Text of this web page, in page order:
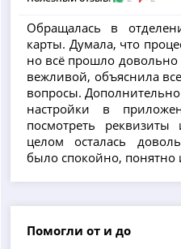
Обращалась в
карты. Думала, что
но всё прошло
вежливой, объяснила
вопросы.
настройки в
посмотреть
целом осталась
было спокойно, понятно
Помогли от и до